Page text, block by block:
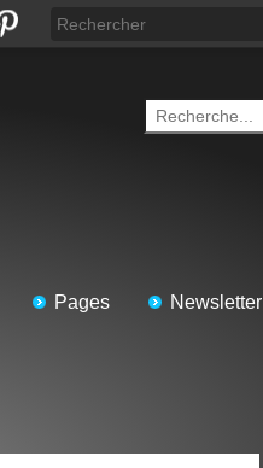
Pages Newsletter